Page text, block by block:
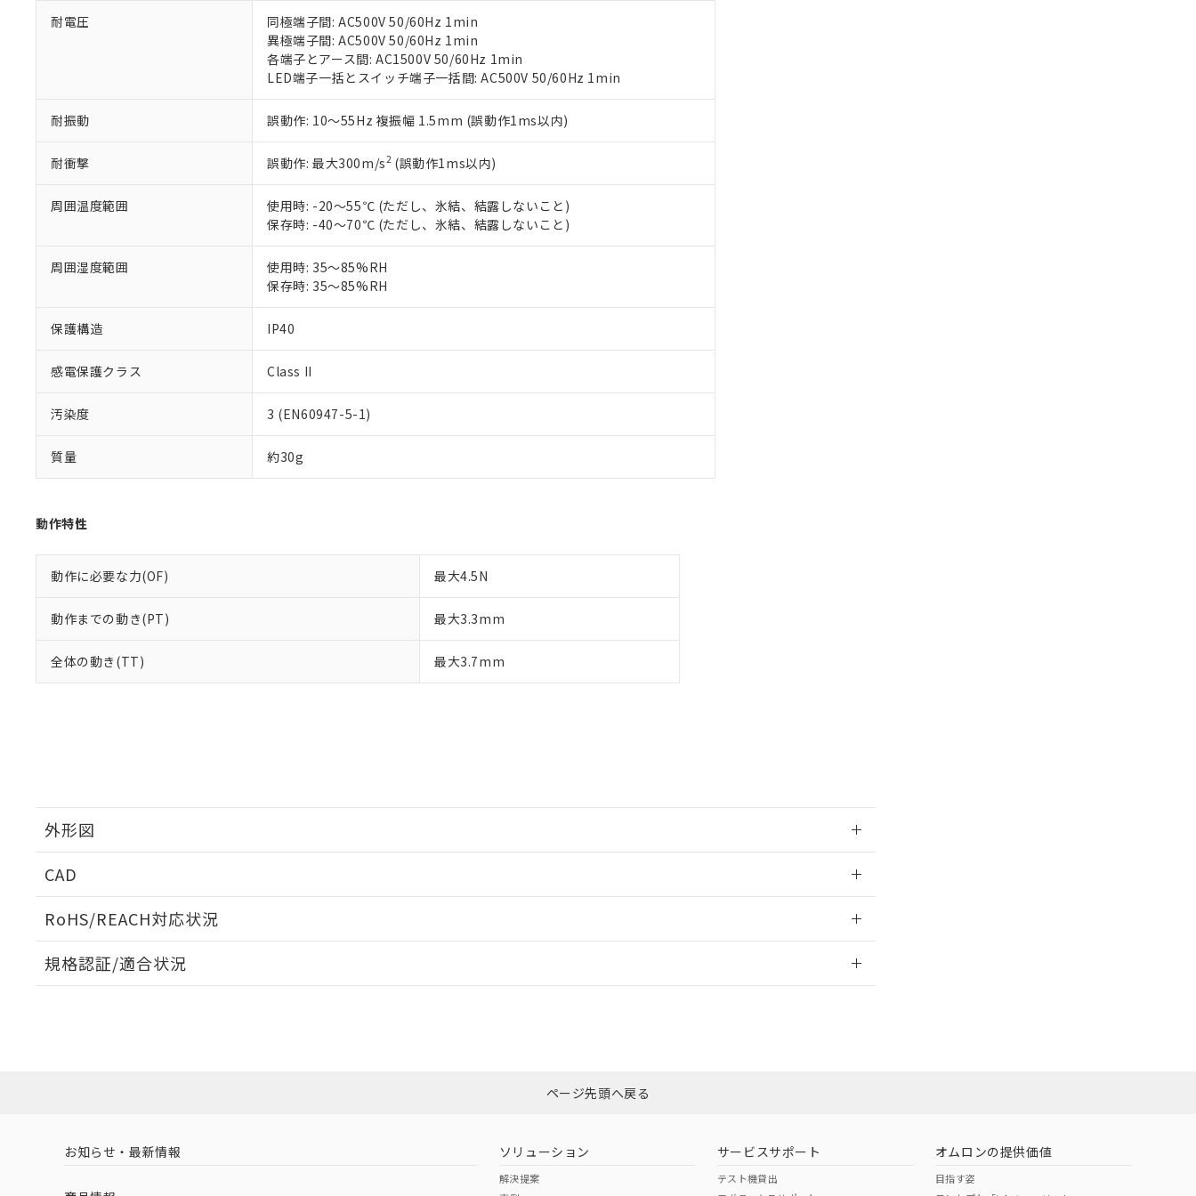
耐電圧
同極端子間: AC500V 50/60Hz 1min
異極端子間: AC500V 50/60Hz 1min
各端子とアース間: AC1500V 50/60Hz 1min
LED端子一括とスイッチ端子一括間: AC500V 50/60Hz 1min
耐振動 誤動作: 10～55Hz 複振幅 1.5mm (誤動作1ms以内)
耐衝撃 誤動作: 最大300m/s2(誤動作1ms以内)
周囲温度範囲
使用時: -20～55℃ (ただし、氷結、結露しないこと)
保存時: -40～70℃ (ただし、氷結、結露しないこと)
周囲湿度範囲
使用時: 35～85%RH
保存時: 35～85%RH
保護構造 IP40
感電保護クラス Class II
汚染度 3 (EN60947-5-1)
質量 約30g
動作特性
動作に必要な力(OF) 最大4.5N
動作までの動き(PT) 最大3.3mm
全体の動き(TT) 最大3.7mm
外形図
CAD
RoHS/REACH対応状況
EU RoHS 注意事項・凡例
ダウンロードはこちら
中国 RoHS 注意事項・凡例
規格認証/適合状況
正式な納期状況および標準価格はお客様のお取引先、またはお客様担当のオムロン制御機器販売店・
当社販売員にご相談ください。
オムロン制御機器販売店や当社販売拠点は「
在庫状況および標準価格結果を当社の事前の承諾なく第三者に漏洩または開示しないようお願いしま
す。
マイパーツ機能（部品リスト作成サービス）をご利用いただくには、I-Webメンバーズにご登録され
ている必要があります。
お客様が当ウェブサイト上で当社にご登録された部品リストについて、当社および当社の共同利用者
が、当社の製品・サービスに関するお客様との取引・商談に必要な範囲で利用することをご了承くだ
※当社の共同利用者とは、"個人情報の共同利用に関して"
いる法人を指します。
※2 対応予定月
部品在庫の切り替え状況などにより、予定月が前後することがあります。
※3 非含有証明書ダウンロード
下記の非含有証明書をダウンロードすることができます。
EU RoHS指令（10物質）の非含有証明書
51物質の非含有証明書（当社基準）
※本証明書は発行日時点で非含有を証明するもので、過去に遡って非含有を証明するものではありません。
また、RoHS指令のフタル酸エステル類４物質の対応では、対応完了までの期間は出荷製品に未対応品が
混在することから備考欄に対応日を記載しておりました。
既に当社にて対応品への在庫切替を完了していることから、特段のことがない限り、2022年1月12日よ
り割愛しております。
DBP(フタル酸ジブチル) : 1000ppm、 DIBP(フタル酸ジイソブチル) : 1000ppm、 BBP(フタル酸ブチルベンジル) : 1000ppm、
DEHP(フタル酸ビス(2-エチルヘキシル)) : 1000ppm
※2 環境保護使用期限
「10」：通常の使用状況下において有害物質が外部に漏えいし、環境に深刻な影響を及ぼさない年数を意
味します。
「－」：未確認です。当社販売部門へお問い合わせください。
置等に一切使用いたしません。
当社は、貴社製品を第三者に販売する場合は、上記1、2および3の内容を当該第三者に通知します。
また当社は、販売先および販売に係わる関係者が違法に輸出するおそれがある場合は、取り引きをい
たしません。
△ 一定数には満たないが在庫あり
－
在庫なし(最新の在庫状況については、お客様のお取引先、またはお客様担当のオムロン制御
白
ページ先頭へ戻る
お知らせ・最新情報 ソリューション
解決提案
サービスサポート
テスト機貸出
オムロンの提供価値
目指す姿